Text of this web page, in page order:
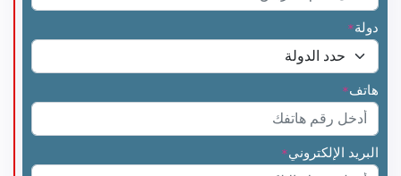
دولة*
هاتف*
البريد الإلكتروني*